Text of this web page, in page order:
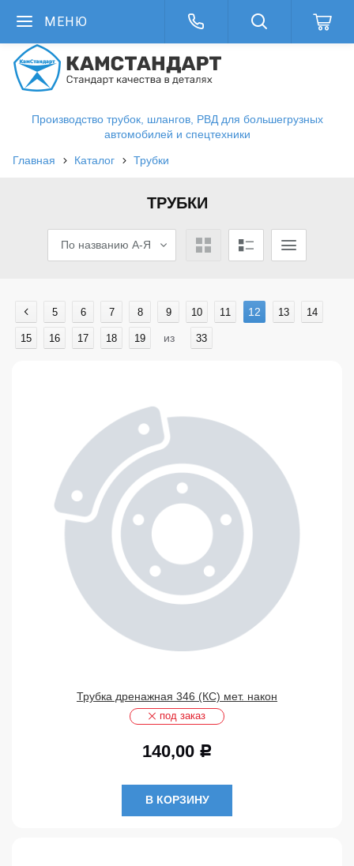
МЕНЮ
Производство трубок, шлангов, РВД для большегрузных
автомобилей и спецтехники
Главная Каталог Трубки
ТРУБКИ
По названию А-Я
5 6 7 8 9 10 11 12 13 14
15 16 17 18 19 из 33
Трубка дренажная 346 (КС) мет. након
под заказ
140,00 Р
В КОРЗИНУ